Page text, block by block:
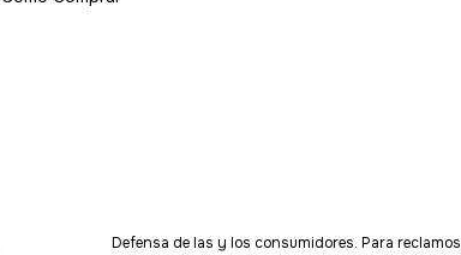
Defensa de las y los consumidores. Para reclamos